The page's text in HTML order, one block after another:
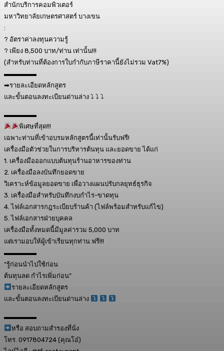
สำนักบริการคอมพิวเตอร์
มหาวิทยาลัยเกษตรศาสตร์ บางเขน
:
? อัตราค่าลงทุนความรู้
? เพียง 8,500 บาท/ท่าน เท่านั้น!!!
(สำหรับท่านที่ต้องการใบกำกับภาษีราคานี้ยังไม่รวม Vat7%)
▬▬▬▬▬
➡รายละเอียดหลักสูตร
และขั้นตอนลงทะเบียนด่านล่าง ⤵ ⤵ ⤵
▬▬▬▬▬
พิเศษที่สุด!!!
เฉพาะท่านที่เข้าอบรมหลักสูตรนี้เท่านั้นรับฟรี!
เครื่องมือตัวช่วยในการบริหารต้นทุน และยอดขาย ได้แก่
1. เครื่องมือออกแบบต้นทุนร้านอาหารของท่าน
2. เครื่องมือลงบันทึกยอดขาย
วิเคราะห์ข้อมูลยอดขาย เพื่อวางแผนปรับกลยุทธ์ธุรกิจ
3. เครื่องมือสำหรับบันทึกงบกำไร-ขาดทุน
4. ไฟล์เอกสารกฎระเบียบร้านค้า (ไฟล์พร้อมสำหรับแก้ไข)
5. ไฟล์เอกสารฝ่ายบุคคล
เครื่องมือทั้งหมดนี้มีมูลค่ารวม 5,000 บาท
แต่เรามอบให้ผู้เข้าเรียนทุกท่าน ฟรี!!!
▬▬▬▬▬
“รู้ก่อนนำไปใช้ก่อน
ต้นทุนลด กำไรเพิ่มก่อน”
รายละเอียดหลักสูตร
และขั้นตอนลงทะเบียนด่านล่าง
▬▬▬▬▬
หรือ สอบถามสำรองที่นั่ง
โทร. 0917804724 (คุณโอ๋)